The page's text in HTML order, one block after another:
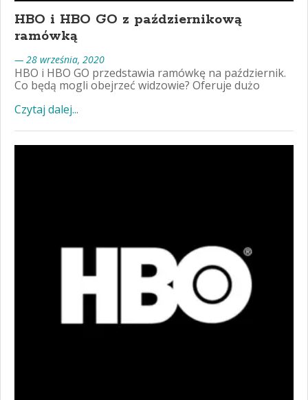
HBO i HBO GO z październikową
ramówką
— 28 września, 2020
HBO i HBO GO przedstawia ramówkę na październik.
Co będą mogli obejrzeć widzowie? Oferuje dużo
Czytaj dalej...